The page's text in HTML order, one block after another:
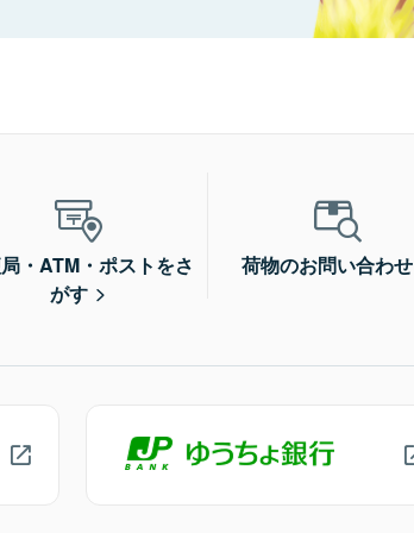
・ATM・ポストをさ
がす
荷物のお問い合わせ